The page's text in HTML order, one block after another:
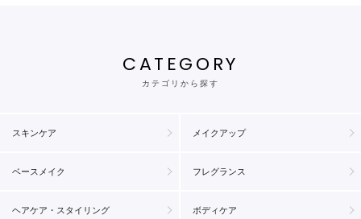
CATEGORY
カテゴリから探す
スキンケア メイクアップ
ベースメイク フレグランス
ヘアケア・スタイリング ボディケア